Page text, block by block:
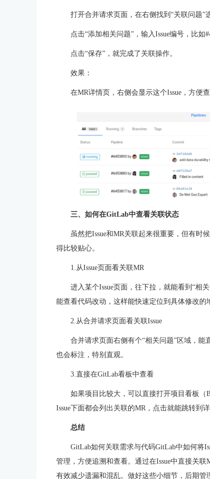
打开合并请求页面，在右侧找到“关联问题”
点击“添加相关问题”，输入Issue编号，比如
点击“保存”，就完成了关联操作。
效果：
在MR详情页，右侧会显示这个Issue，方便查
三、如何在GitLab中查看关联状态
虽然把Issue和MR关联起来很重要，但有时
得比较贴心。
1.从Issue页面看关联MR
进入某个Issue页面，往下拉，就能看到“相
能查看代码改动，这样能快速定位到具体修改的
2.从合并请求页面看关联Issue
合并请求页面右侧有个“相关问题”区域，能
也会标注，特别直观。
3.直接在GitLab看板中查看
如果项目比较大，可以直接打开项目看板（
Issue下面都会列出关联的MR，点击就能跳转到详
总结
GitLab如何关联需求与代码GitLab中如何将
管理，方便追溯和查看。通过在Issue中直接关
有效减少遗漏和混乱。做好这些小细节，后期管